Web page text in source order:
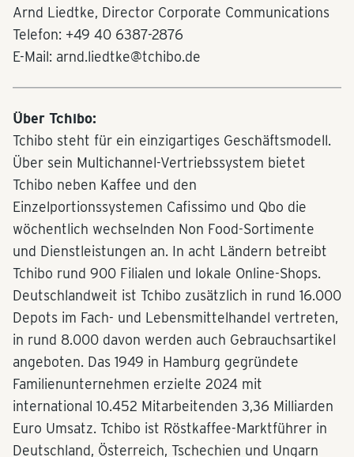
Arnd Liedtke, Director Corporate Communications
Telefon: +49 40 6387-2876
E-Mail: arnd.liedtke@tchibo.de
Über Tchibo:
Tchibo steht für ein einzigartiges Geschäftsmodell.
Über sein Multichannel-Vertriebssystem bietet
Tchibo neben Kaffee und den
Einzelportionssystemen Cafissimo und Qbo die
wöchentlich wechselnden Non Food-Sortimente
und Dienstleistungen an. In acht Ländern betreibt
Tchibo rund 900 Filialen und lokale Online-Shops.
Deutschlandweit ist Tchibo zusätzlich in rund 16.000
Depots im Fach- und Lebensmittelhandel vertreten,
in rund 8.000 davon werden auch Gebrauchsartikel
angeboten. Das 1949 in Hamburg gegründete
Familienunternehmen erzielte 2024 mit
international 10.452 Mitarbeitenden 3,36 Milliarden
Euro Umsatz. Tchibo ist Röstkaffee-Marktführer in
Deutschland, Österreich, Tschechien und Ungarn